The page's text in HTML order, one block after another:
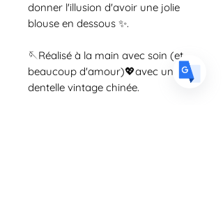
donner l'illusion d'avoir une jolie
blouse en dessous ✨.
🪡Réalisé à la main avec soin (et
beaucoup d'amour)💖avec une
dentelle vintage chinée.
ESSpanish· Español